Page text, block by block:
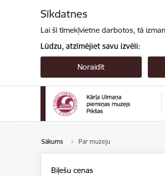
Sīkdatnes
Lai šī tīmekļvietne darbotos, tā
Lūdzu, atzīmējiet savu izvēli:
Noraidīt
Sākums Par muzeju
Biļešu cenas